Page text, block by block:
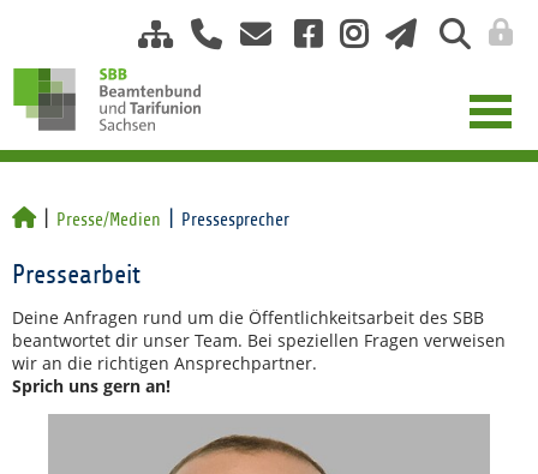
Presse/Medien Pressesprecher
Pressearbeit
Deine Anfragen rund um die Öffentlichkeitsarbeit des SBB
beantwortet dir unser Team. Bei speziellen Fragen verweisen
wir an die richtigen Ansprechpartner.
Sprich uns gern an!